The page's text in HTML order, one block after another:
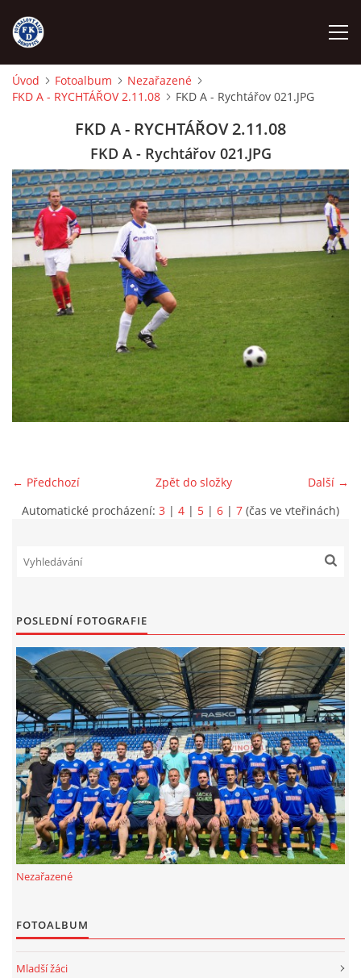
ÚVOD
FKD A
FKD B
STARŠÍ DOROST
STARŠÍ ŽÁCI
MLADŠÍ ŽÁCI
STARŠÍ PŘÍPRAVKA R 2012 + 2013
ARCHÍV
DOTACE
FKD, z.s.
Drnovice 704
68304 Drnovice
ičo 27005305
č.ú. 3227086359 / 0800
© 2026 eStránky.cz |RSS
Úvod Fotoalbum
Nezařazené
FKD A - RYCHTÁŘOV 2.11.08
FKD A - Rychtářov 021.JPG
FKD A - RYCHTÁŘOV 2.11.08
FKD A - Rychtářov 021.JPG
← Předchozí Další →
Zpět do složky
Automatické procházení: 3 | 4 | 5 | 6 | 7 (čas ve vteřinách)
POSLEDNÍ FOTOGRAFIE
Nezařazené
FOTOALBUM
Mladší žáci